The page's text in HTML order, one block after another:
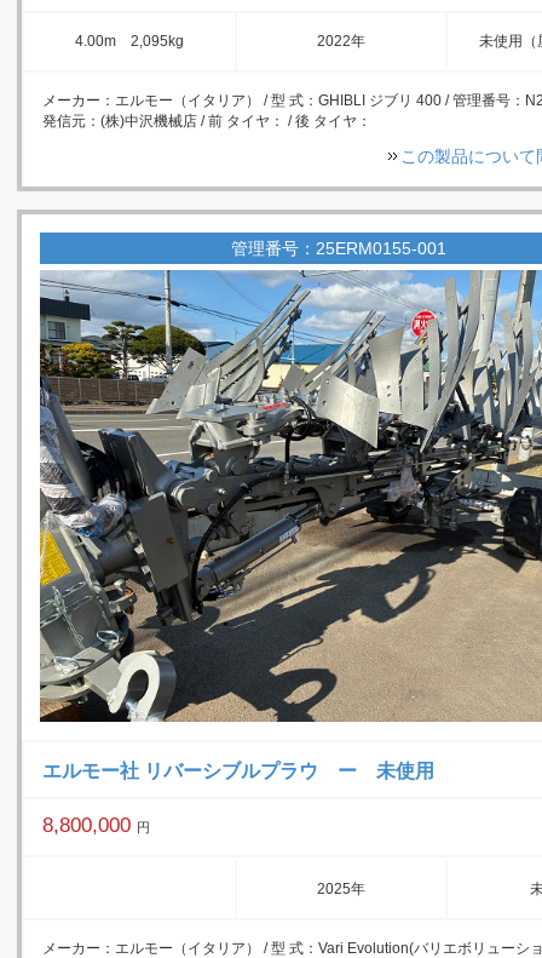
4.00m 2,095kg 2022年 未使用（
メーカー：エルモー（イタリア） / 型 式：GHIBLI ジブリ 400 / 管理番号：
発信元：(株)中沢機械店 / 前 タイヤ： / 後 タイヤ：
この製品につい
管理番号：25ERM0155-001
エルモー社 リバーシブルプラウ ー 未使用
8,800,000 円
2025年
メーカー：エルモー（イタリア） / 型 式：Vari Evolution(バリエボリューシ